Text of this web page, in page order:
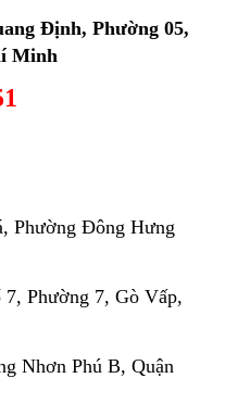
Định, Phường 05,
Minh
Phường Đông Hưng
Phường 7, Gò Vấp,
Nhơn Phú B, Quận